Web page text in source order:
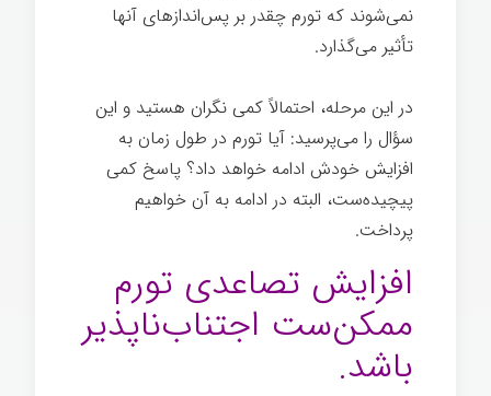
نمی‌شوند که تورم چقدر بر پس‌اندازهای آنها
تأثیر می‌گذارد.
در این مرحله، احتمالاً کمی نگران هستید و این
سؤال را می‌پرسید: آیا تورم در طول زمان به
افزایش خودش ادامه خواهد داد؟ پاسخ کمی
پیچیده‌ست، البته در ادامه به آن خواهیم
پرداخت.
افزایش تصاعدی تورم
ممکن‌ست اجتناب‌ناپذیر
باشد.